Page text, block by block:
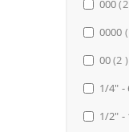
000 2
0000
00 2
1/4" -
1/2"